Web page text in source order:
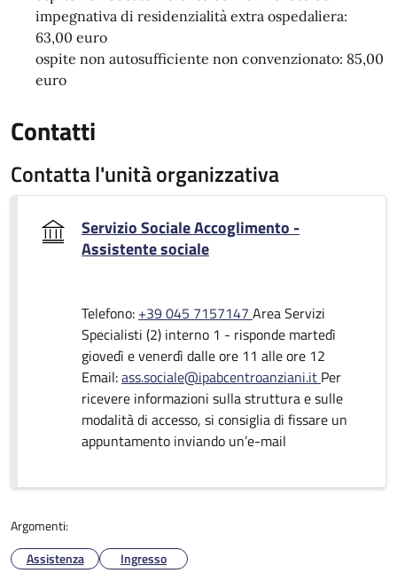
impegnativa di residenzialità extra ospedaliera:
63,00 euro
ospite non autosufficiente non convenzionato: 85,00
euro
Contatti
Contatta l'unità organizzativa
Servizio Sociale Accoglimento -
Assistente sociale
Telefono: +39 045 7157147 Area Servizi
Specialisti (2) interno 1 - risponde martedì
giovedì e venerdì dalle ore 11 alle ore 12
Email:ass.sociale@ipabcentroanziani.it Per
ricevere informazioni sulla struttura e sulle
modalità di accesso, si consiglia di fissare un
appuntamento inviando un’e-mail
Argomenti:
Assistenza
Ingresso